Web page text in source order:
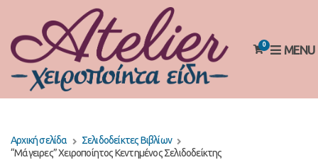
0 MENU
Αρχική σελίδα
Σελιδοδείκτες Βιβλίων
“Μάγειρες” Χειροποίητος Κεντημένος Σελιδοδείκτης